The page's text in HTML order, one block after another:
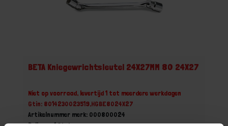
BETA Kniegewrichtsleutel 24X27MM 80 24X27
Niet op voorraad, levertijd 1 tot meerdere werkdagen
Gtin: 8014230023519,HGBE8024X27
Artikelnummer merk: 000800024